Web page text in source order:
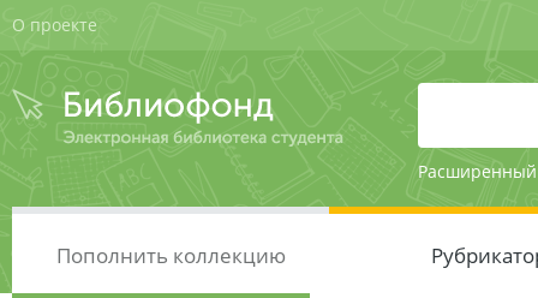
О проекте
Расширенный
Пополнить коллекцию